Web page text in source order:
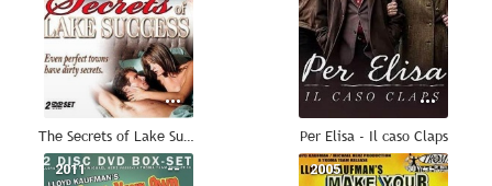
The Secrets of Lake Success Per Elisa - Il caso Claps
--
2011 --
2005